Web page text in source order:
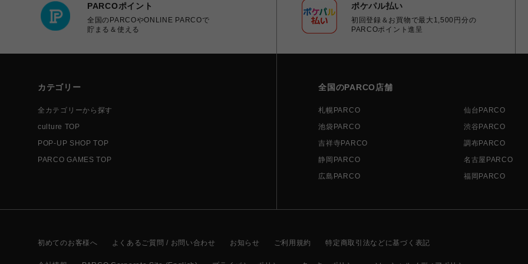
PARCOポイント
全国のPARCOやONLINE PARCOで
貯まる＆使える
ポケパル払い
初回登録＆お買物で最大1,500円分の
PARCOポイント進呈
カテゴリー
全カテゴリーから探す
culture TOP
POP-UP SHOP TOP
PARCO GAMES TOP
全国のPARCO店舗
札幌PARCO
仙台PARCO
池袋PARCO
渋谷PARCO
吉祥寺PARCO
調布PARCO
静岡PARCO
名古屋PARCO
広島PARCO
福岡PARCO
初めてのお客様へ よくあるご質問 / お問い合わせ お知らせ ご利用規約 特定商取引法などに基づく表記